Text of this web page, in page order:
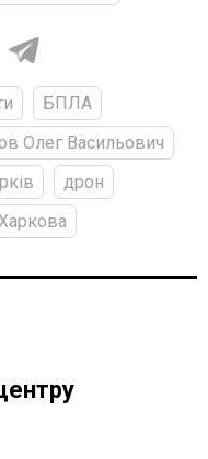
БПЛА
Олег Васильович
дрон